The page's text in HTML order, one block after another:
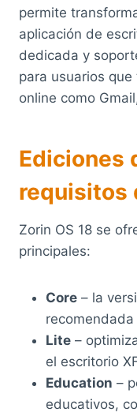
permite
aplicación de
dedicada y
para usuarios
online como
Ediciones
requisitos
Zorin OS 18 se
principales:
Core – la
Lite –
el escritorio
Education –
educativos,